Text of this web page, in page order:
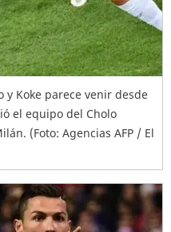
y Koke parece venir desde
el equipo del Cholo
(Foto: Agencias AFP / El